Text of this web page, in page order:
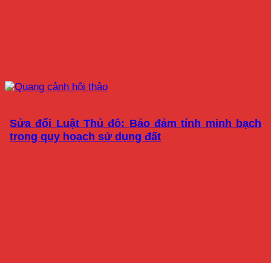
Sửa đổi Luật Thủ đô: Bảo đảm tính minh bạch
trong quy hoạch sử dụng đất